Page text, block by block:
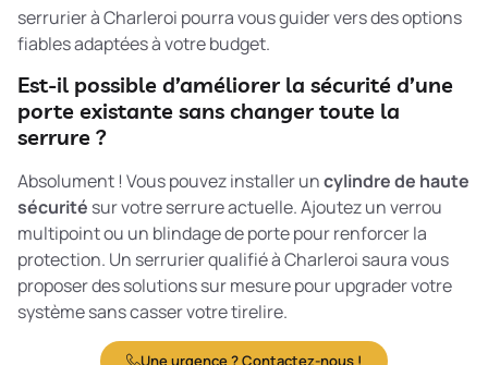
serrurier à Charleroi pourra vous guider vers des options
fiables adaptées à votre budget.
Est-il possible d’améliorer la sécurité d’une
porte existante sans changer toute la
serrure ?
Absolument ! Vous pouvez installer uncylindre de haute
sécurité sur votre serrure actuelle. Ajoutez un verrou
multipoint ou un blindage de porte pour renforcer la
protection. Un serrurier qualifié à Charleroi saura vous
proposer des solutions sur mesure pour upgrader votre
système sans casser votre tirelire.
Une urgence ? Contactez-nous !